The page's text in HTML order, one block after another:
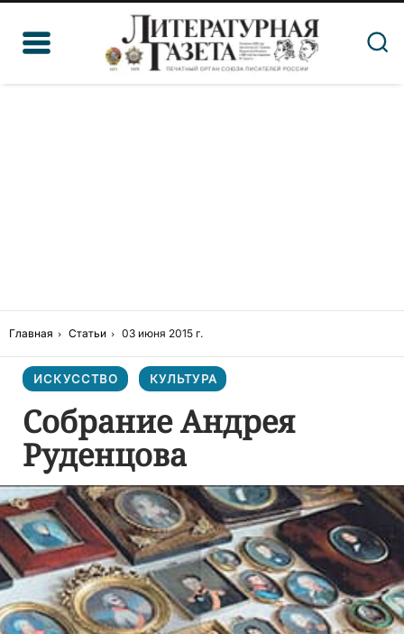
Главная Статьи 03 июня 2015 г.
ИСКУССТВО КУЛЬТУРА
Собрание Андрея
Руденцова